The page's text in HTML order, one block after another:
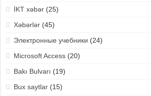
İKT xəbər(25)
Xəbərlər(45)
Электронные учебники (24)
Microsoft Access(20)
Bakı Bulvarı (19)
Bux saytlar(15)